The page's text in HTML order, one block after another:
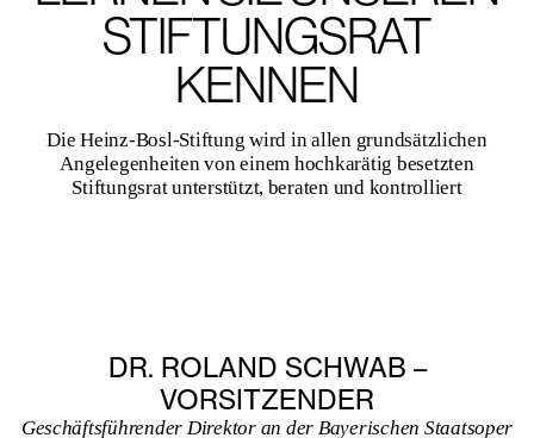
STIFTUNGSRAT
KENNEN
Die Heinz-Bosl-Stiftung wird in allen grundsätzlichen
Angelegenheiten von einem hochkarätig besetzten
Stiftungsrat unterstützt, beraten und kontrolliert
DR. ROLAND SCHWAB –
VORSITZENDER
Geschäftsführender Direktor an der Bayerischen Staatsoper